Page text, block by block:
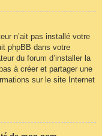
n’ait pas installé votre
phpBB dans votre
du forum d’installer la
à créer et partager une
sur le site Internet